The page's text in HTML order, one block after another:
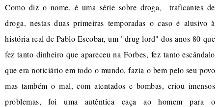
Como diz o nome, é uma série sobre droga, traficantes de
droga, nestas duas primeiras temporadas o caso é alusivo à
história real de Pablo Escobar, um "drug lord" dos anos 80 que
fez tanto dinheiro que apareceu na Forbes, fez tanto escândalo
que era noticiário em todo o mundo, fazia o bem pelo seu povo
mas também o mal, com atentados e bombas, criou imensos
problemas, foi uma autêntica caça ao homem para o